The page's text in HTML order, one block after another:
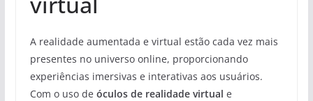
A realidade aumentada e virtual estão cada vez mais
presentes no universo online, proporcionando
experiências imersivas e interativas aos usuários.
Com o uso de óculos de realidade virtual e